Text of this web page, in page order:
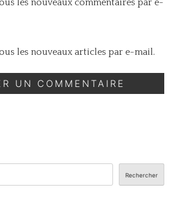
les nouveaux commentaires par e-
les nouveaux articles par e-mail.
Rechercher